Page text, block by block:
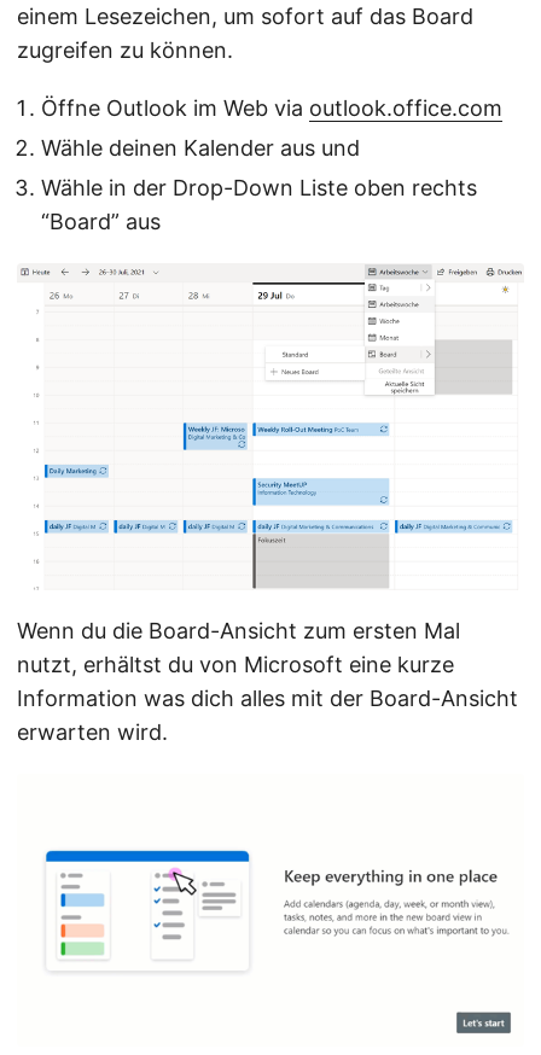
einem Lesezeichen, um sofort auf das Board
zugreifen zu können.
Öffne Outlook im Web via outlook.office.com
Wähle deinen Kalender aus und
Wähle in der Drop-Down Liste oben rechts
“Board” aus
Wenn du die Board-Ansicht zum ersten Mal
nutzt, erhältst du von Microsoft eine kurze
Information was dich alles mit der Board-Ansicht
erwarten wird.